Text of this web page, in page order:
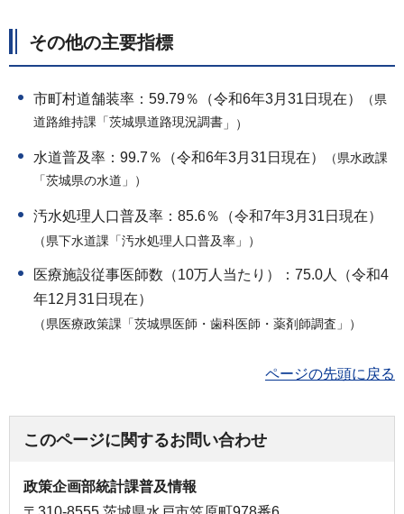
その他の主要指標
市町村道舗装率：59.79％（令和6年3月31日現在） （県
道路維持課「茨城県道路現況調書 」）
水道普及率：99.7％（令和6年3月31日現在） （県水政課
「茨城県の水道」）
汚水処理人口普及率：85.6％（令和7年3月31日現在）
（県下水道課「汚水処理人口普及率」）
医療施設従事医師数（10万人当たり）：75.0人（令和4
年12月31日現在）
（県医療政策課「茨城県医師・歯科医師・薬剤師調査」）
ページの先頭に戻る
このページに関するお問い合わせ
政策企画部統計課普及情報